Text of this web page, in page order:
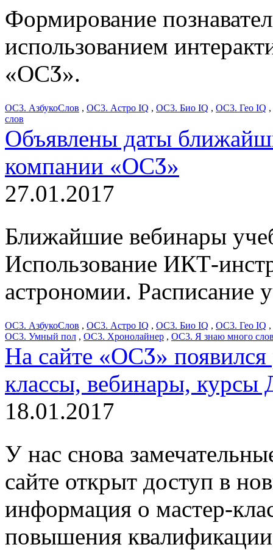
Формирование
использованием
«ОСӠ».
ОС3. АзбукоСлов , ОС3. Астро IQ , ОС3. Био IQ , ОС3. Гео IQ ,
слов
Объявлены даты
компании «ОСӠ»
27.01.2017
Ближайшие вебинары
Использование ИКТ-
астрономии. Расписание
ОС3. АзбукоСлов , ОС3. Астро IQ , ОС3. Био IQ , ОС3. Гео IQ ,
ОС3. Умный пол , ОС3. Хронолайнер , ОС3. Я знаю много
На сайте «ОСӠ»
классы, вебинары,
18.01.2017
У нас снова
сайте открыт доступ в
информация о мастер-
повышения